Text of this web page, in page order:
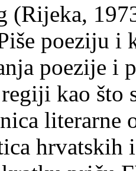
(Rijeka,
poeziju i
poezije i
kao što
literarne
hrvatskih